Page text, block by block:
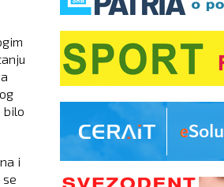
bilo
i